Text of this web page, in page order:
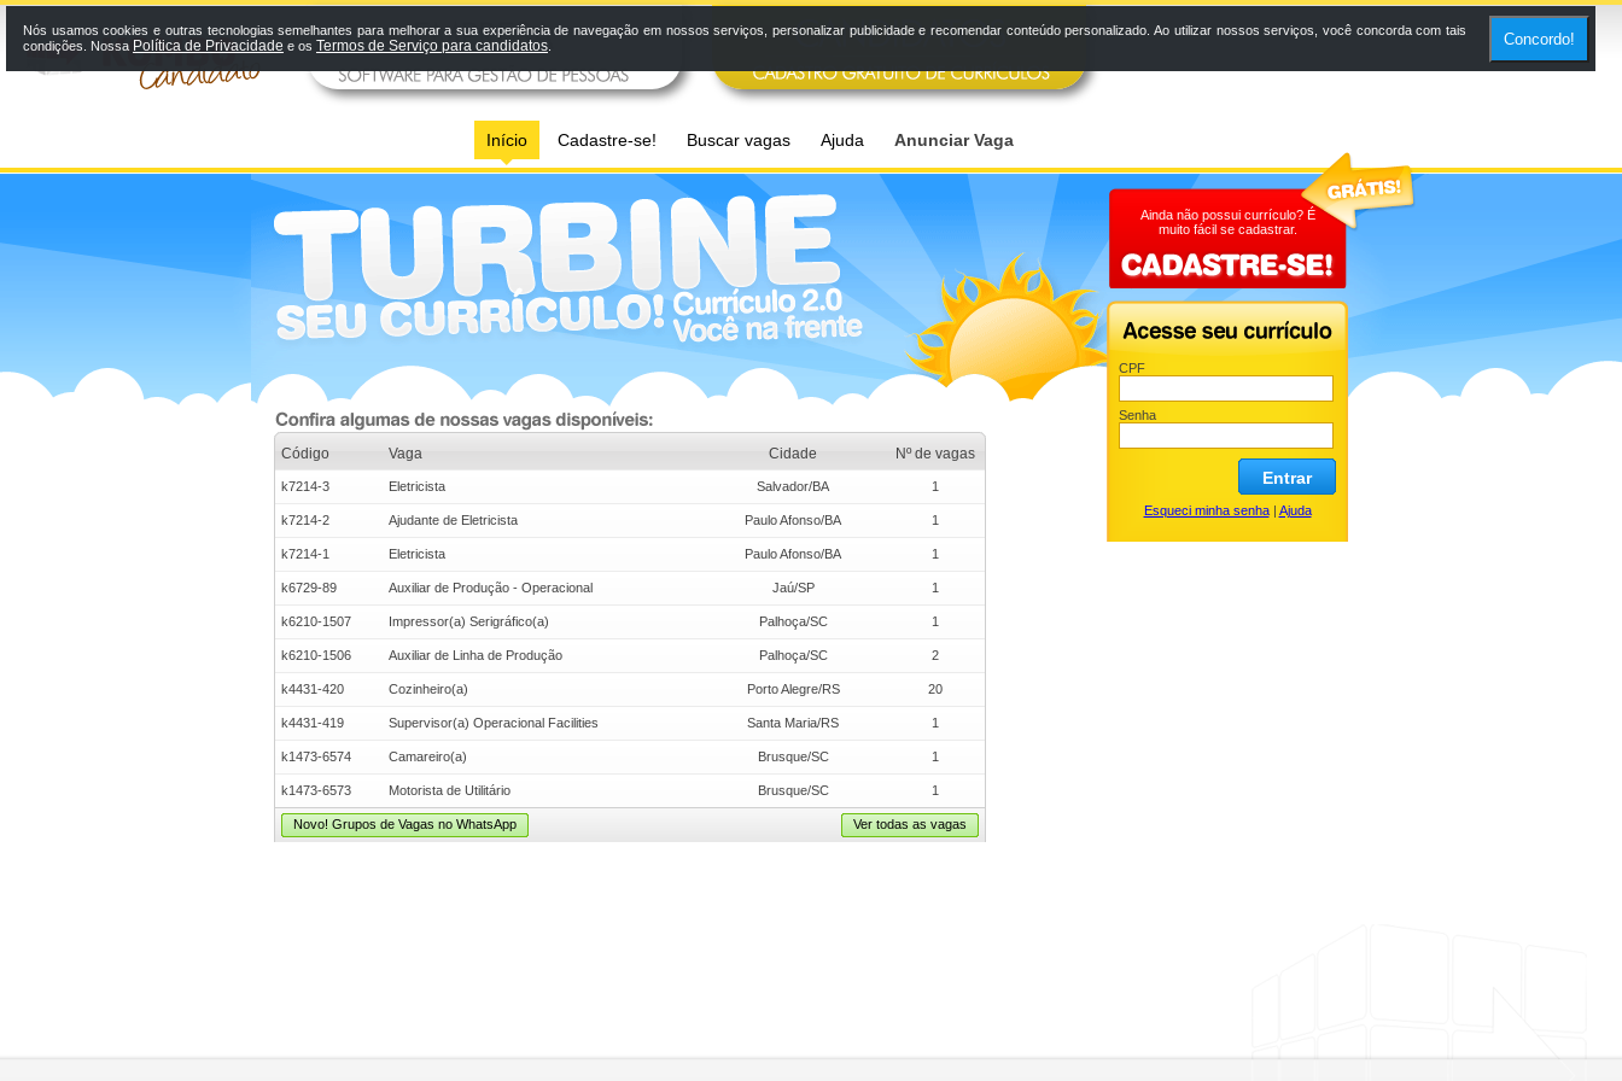
Início Cadastre-se! Buscar vagas Ajuda Anunciar Vaga
Ainda não possui currículo? É
muito fácil se cadastrar.
CPF
Senha
Entrar
Esqueci minha senha| Ajuda
Código Vaga Cidade Nº de vagas
k7214-3 Eletricista Salvador/BA 1
k7214-2 Ajudante de Eletricista Paulo Afonso/BA 1
k7214-1 Eletricista Paulo Afonso/BA 1
k6729-89 Auxiliar de Produção - Operacional Jaú/SP 1
k6210-1507 Impressor(a) Serigráfico(a) Palhoça/SC 1
k6210-1506 Auxiliar de Linha de Produção Palhoça/SC 2
k4431-420 Cozinheiro(a) Porto Alegre/RS 20
k4431-419 Supervisor(a) Operacional Facilities Santa Maria/RS 1
k1473-6574 Camareiro(a) Brusque/SC 1
k1473-6573 Motorista de Utilitário Brusque/SC 1
Novo! Grupos de Vagas no WhatsApp Ver todas as vagas
Nós usamos cookies e outras tecnologias semelhantes para melhorar a sua experiência de navegação em nossos serviços, personalizar publicidade e recomendar conteúdo personalizado. Ao utilizar nossos serviços, você concorda com tais
condições. Nossa Política de Privacidade e os Termos de Serviço para candidatos Concordo!